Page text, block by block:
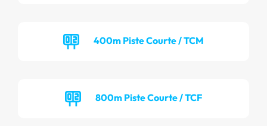
400m Piste Courte / TCM
800m Piste Courte / TCF